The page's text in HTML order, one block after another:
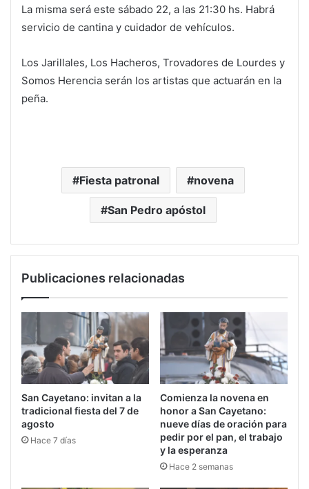
La misma será este sábado 22, a las 21:30 hs. Habrá
servicio de cantina y cuidador de vehículos.
Los Jarillales, Los Hacheros, Trovadores de Lourdes y
Somos Herencia serán los artistas que actuarán en la
peña.
Fiesta patronal novena
San Pedro apóstol
Publicaciones relacionadas
San Cayetano: invitan a la
tradicional fiesta del 7 de
agosto
Hace 7 días
Comienza la novena en
honor a San Cayetano:
nueve días de oración para
pedir por el pan, el trabajo
y la esperanza
Hace 2 semanas